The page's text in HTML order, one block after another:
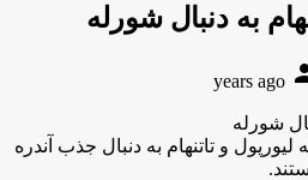
به دنبال شورله
شورله
و تاتنهام به دنبال جذب آندره